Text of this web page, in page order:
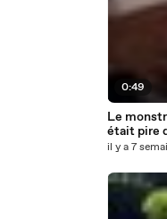
0:49
Le
était pire
il y a 7